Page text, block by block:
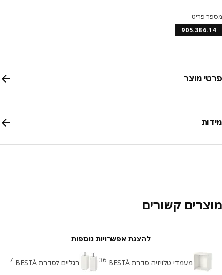
פריט
מוצר
קשורים
להצגת אפשרויות נוספות
מעמדי טלויזיה סדרת BESTÅ 36 רגליים לסדרת BESTÅ 7